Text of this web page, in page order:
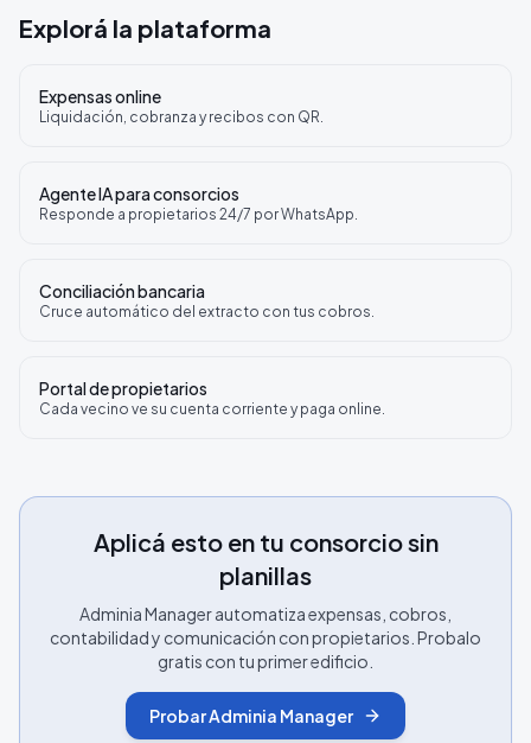
Explorá la plataforma
Expensas online
Liquidación, cobranza y recibos con QR.
Agente IA para consorcios
Responde a propietarios 24/7 por WhatsApp.
Conciliación bancaria
Cruce automático del extracto con tus cobros.
Portal de propietarios
Cada vecino ve su cuenta corriente y paga online.
Aplicá esto en tu consorcio sin
planillas
Adminia Manager automatiza expensas, cobros,
contabilidad y comunicación con propietarios. Probalo
gratis con tu primer edificio.
Probar Adminia Manager